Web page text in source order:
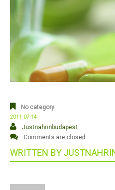
No category
2011-07-14
Justnahrinbudapest
Comments are closed
WRITTEN BY